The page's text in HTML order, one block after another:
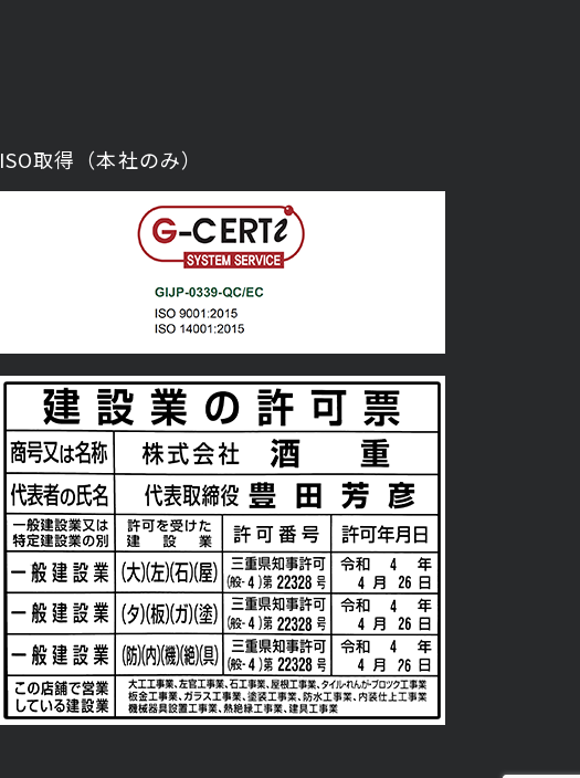
ISO取得（本社のみ）